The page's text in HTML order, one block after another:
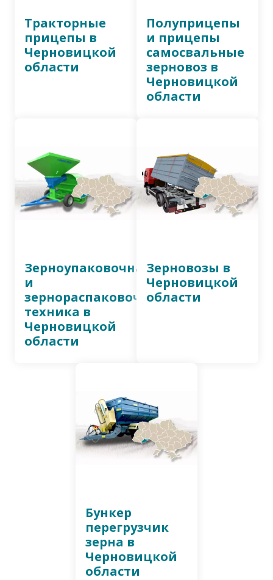
Тракторные
прицепы в
Черновицкой
области
Полуприцепы
и прицепы
самосвальные
зерновоз в
Черновицкой
области
Зерноупаковочная
и
зернораспаковочная
техника в
Черновицкой
области
Зерновозы в
Черновицкой
области
Бункер
перегрузчик
зерна в
Черновицкой
области